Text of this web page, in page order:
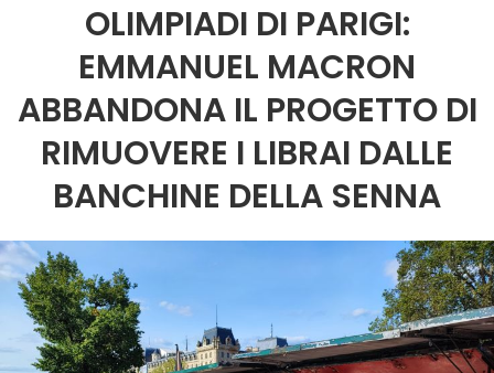
OLIMPIADI DI PARIGI:
EMMANUEL MACRON
ABBANDONA IL PROGETTO DI
RIMUOVERE I LIBRAI DALLE
BANCHINE DELLA SENNA